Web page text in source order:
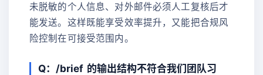
未脱敏的个人信息、对外邮件必须人工复核后才
能发送。这样既能享受效率提升，又能把合规风
险控制在可接受范围内。
Q：/brief 的输出结构不符合我们团队习